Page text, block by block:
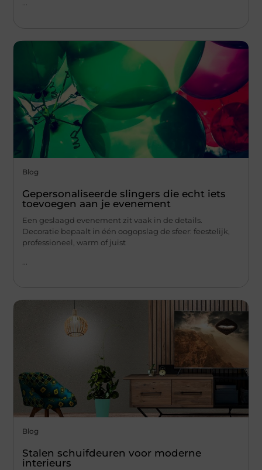
Blog
Gepersonaliseerde slingers die echt iets
toevoegen aan je evenement
Een geslaagd evenement zit vaak in de details.
Decoratie bepaalt in één oogopslag de sfeer: feestelijk,
professioneel, warm of juist
Blog
Stalen schuifdeuren voor moderne
interieurs